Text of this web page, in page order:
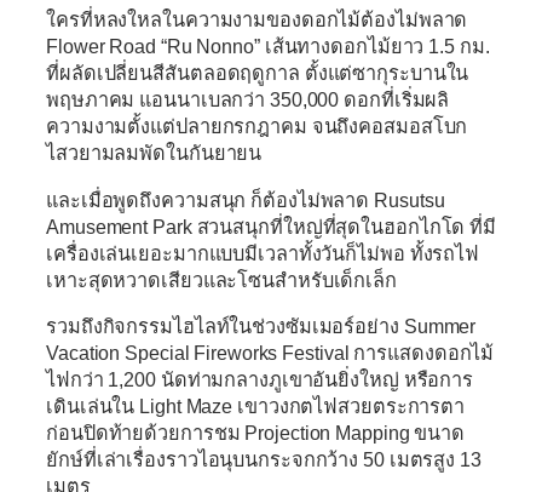
ใครที่หลงใหลในความงามของดอกไม้ต้องไม่พลาด
Flower Road “Ru Nonno”เส้นทางดอกไม้ยาว 1.5 กม.
ที่ผลัดเปลี่ยนสีสันตลอดฤดูกาล ตั้งแต่ซากุระบานใน
พฤษภาคม แอนนาเบลกว่า 350,000 ดอกที่เริ่มผลิ
ความงามตั้งแต่ปลายกรกฎาคม จนถึงคอสมอสโบก
ไสวยามลมพัดในกันยายน
และเมื่อพูดถึงความสนุก ก็ต้องไม่พลาด Rusutsu
Amusement Parkสวนสนุกที่ใหญ่ที่สุดในฮอกไกโด ที่มี
เครื่องเล่นเยอะมากแบบมีเวลาทั้งวันก็ไม่พอ ทั้งรถไฟ
เหาะสุดหวาดเสียวและโซนสำหรับเด็กเล็ก
รวมถึงกิจกรรมไฮไลท์ในช่วงซัมเมอร์อย่าง Summer
Vacation Special Fireworks Festival การแสดงดอกไม้
ไฟกว่า 1,200 นัดท่ามกลางภูเขาอันยิ่งใหญ่ หรือการ
เดินเล่นใน Light Maze เขาวงกตไฟสวยตระการตา
ก่อนปิดท้ายด้วยการชม Projection Mapping ขนาด
ยักษ์ที่เล่าเรื่องราวไอนุบนกระจกกว้าง 50 เมตรสูง 13
เมตร